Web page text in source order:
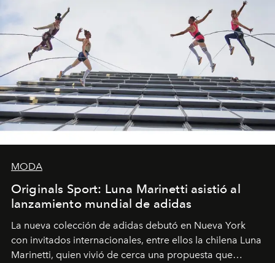
MODA
Originals Sport: Luna Marinetti asistió al
lanzamiento mundial de adidas
La nueva colección de adidas debutó en Nueva York
con invitados internacionales, entre ellos la chilena Luna
Marinetti, quien vivió de cerca una propuesta que